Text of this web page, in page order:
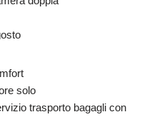
solo
trasporto bagagli con